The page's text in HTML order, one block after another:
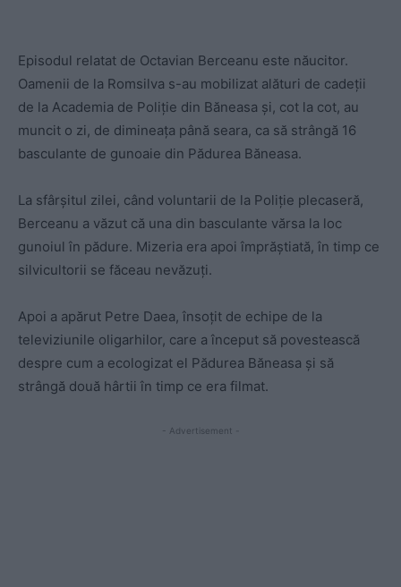
Episodul relatat de Octavian Berceanu este năucitor.
Oamenii de la Romsilva s-au mobilizat alături de cadeții
de la Academia de Poliție din Băneasa și, cot la cot, au
muncit o zi, de dimineața până seara, ca să strângă 16
basculante de gunoaie din Pădurea Băneasa.
La sfârșitul zilei, când voluntarii de la Poliție plecaseră,
Berceanu a văzut că una din basculante vărsa la loc
gunoiul în pădure. Mizeria era apoi împrăștiată, în timp ce
silvicultorii se făceau nevăzuți.
Apoi a apărut Petre Daea, însoțit de echipe de la
televiziunile oligarhilor, care a început să povestească
despre cum a ecologizat el Pădurea Băneasa și să
strângă două hârtii în timp ce era filmat.
- Advertisement -